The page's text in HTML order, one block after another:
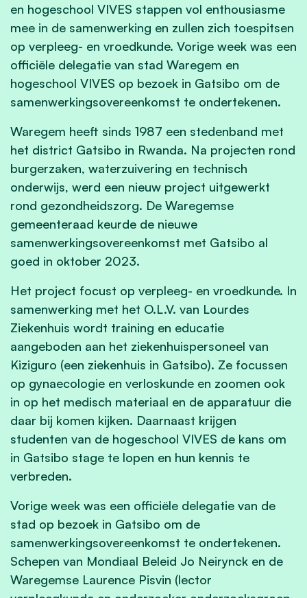
en hogeschool VIVES stappen vol enthousiasme
mee in de samenwerking en zullen zich toespitsen
op verpleeg- en vroedkunde. Vorige week was een
officiële delegatie van stad Waregem en
hogeschool VIVES op bezoek in Gatsibo om de
samenwerkingsovereenkomst te ondertekenen.
Waregem heeft sinds 1987 een stedenband met
het district Gatsibo in Rwanda. Na projecten rond
burgerzaken, waterzuivering en technisch
onderwijs, werd een nieuw project uitgewerkt
rond gezondheidszorg. De Waregemse
gemeenteraad keurde de nieuwe
samenwerkingsovereenkomst met Gatsibo al
goed in oktober 2023.
Het project focust op verpleeg- en vroedkunde. In
samenwerking met het O.L.V. van Lourdes
Ziekenhuis wordt training en educatie
aangeboden aan het ziekenhuispersoneel van
Kiziguro (een ziekenhuis in Gatsibo). Ze focussen
op gynaecologie en verloskunde en zoomen ook
in op het medisch materiaal en de apparatuur die
daar bij komen kijken. Daarnaast krijgen
studenten van de hogeschool VIVES de kans om
in Gatsibo stage te lopen en hun kennis te
verbreden.
Vorige week was een officiële delegatie van de
stad op bezoek in Gatsibo om de
samenwerkingsovereenkomst te ondertekenen.
Schepen van Mondiaal Beleid Jo Neirynck en de
Waregemse Laurence Pisvin (lector